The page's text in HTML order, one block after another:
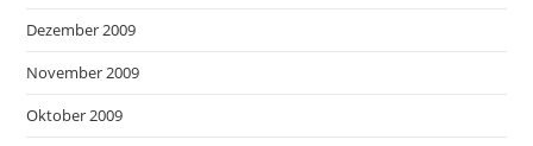
Dezember 2009
November 2009
Oktober 2009